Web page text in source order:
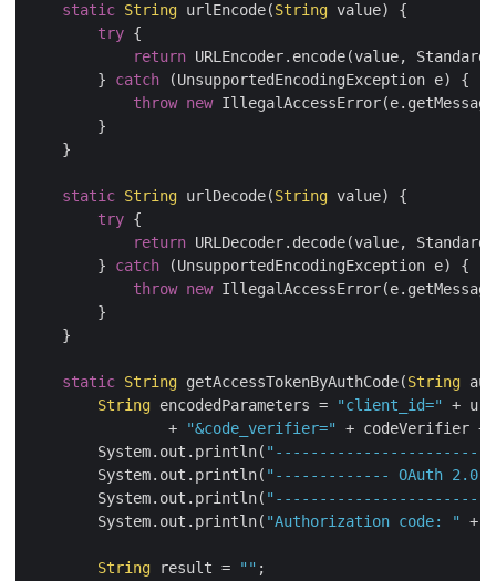
static String urlEncode(String value) {
try {
return URLEncoder.encode(value,
        }
catch (UnsupportedEncodingException e) {
throw new
        }
    }
static String urlDecode(String value) {
try {
return URLDecoder.decode(value,
        }
catch (UnsupportedEncodingException e) {
throw new
        }
    }
static String getAccessTokenByAuthCode(String
String encodedParameters = "client_id="
+
                +
"&code_verifier="
+ codeVerifier +
        System.out.println(
        System.out.println(
"------------- OAuth 2.0
        System.out.println(
        System.out.println(
"Authorization code: " +
String result = "" ;